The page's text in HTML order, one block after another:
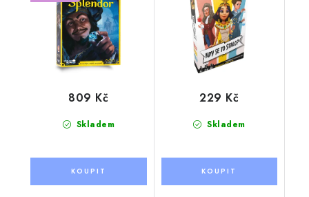
Skladem
809 Kč
Skladem
229 Kč